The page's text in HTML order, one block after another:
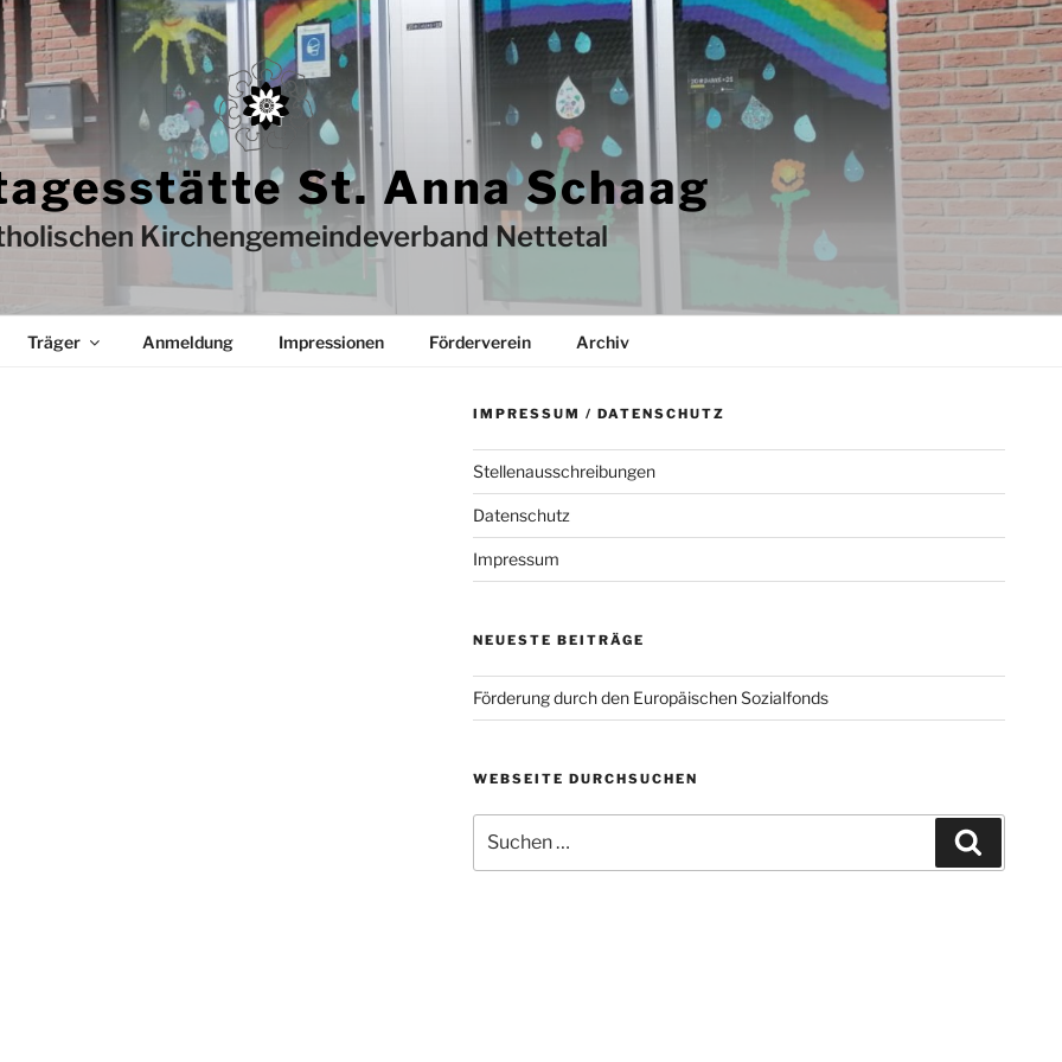
St. Anna Schaag
Kirchengemeindeverband Nettetal
Träger Anmeldung Impressionen Förderverein Archiv
IMPRESSUM / DATENSCHUTZ
Stellenausschreibungen
Datenschutz
Impressum
NEUESTE BEITRÄGE
Förderung durch den Europäischen Sozialfonds
WEBSEITE DURCHSUCHEN
nach: